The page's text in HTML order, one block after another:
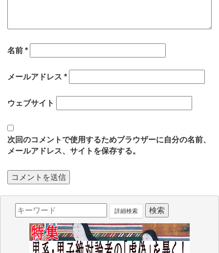
名前 *
メールアドレス *
ウェブサイト
次回のコメントで使用するためブラウザーに自分の名前、
メールアドレス、サイトを保存する。
詳細検索